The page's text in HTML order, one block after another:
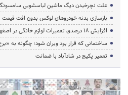
علت نچرخیدن دیگ ماشین لباسشویی
بازسازی بدنه خودروهای لوکس بدون افت قیمت
افزایش ۱۸ درصدی تعمیرات لوازم خانگی در اصفهان تعمیر
ساختمانی که قرار بود ویران شود؛ چگونه به
تعمیر پکیج در شادآباد با ضمانت